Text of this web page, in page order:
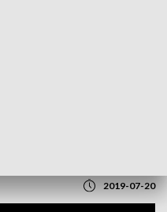
2019-07-20